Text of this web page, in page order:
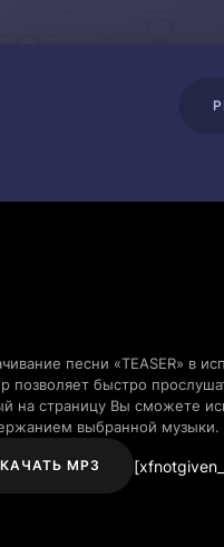
песни «TEASER» в
позволяет быстро
на страницу Вы сможете
выбранной музыки.
MP3